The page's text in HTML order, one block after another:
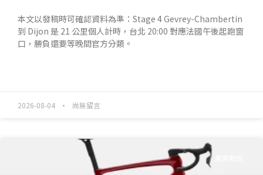
本文以發稿時可確認資料為準：Stage 4 Gevrey-Chambertin
到 Dijon 是 21 公里個人計時，台北 20:00 對應法國午後起跑窗
口，勝負還要等晚間官方分類。
2026-08-04 尚無留言